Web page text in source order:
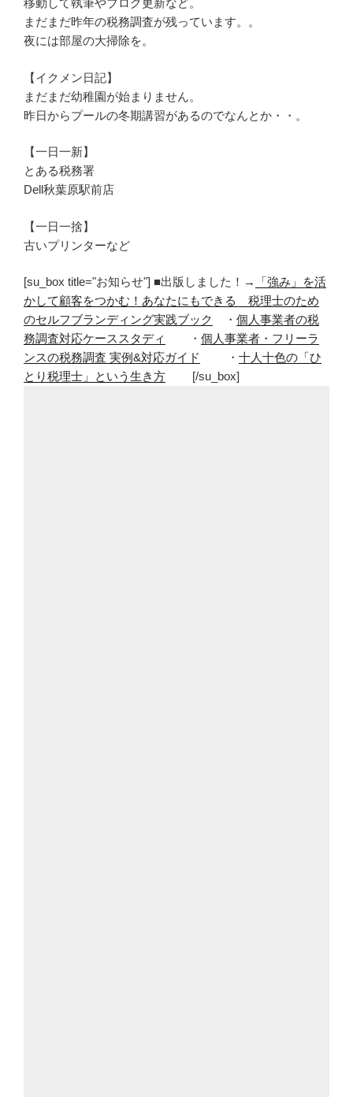
移動して執筆やブログ更新など。
まだまだ昨年の税務調査が残っています。。
夜には部屋の大掃除を。
【イクメン日記】
まだまだ幼稚園が始まりません。
昨日からプールの冬期講習があるのでなんとか・・。
【一日一新】
とある税務署
Dell秋葉原駅前店
【一日一捨】
古いプリンターなど
[su_box title="お知らせ"] ■出版しました！→
「強み」を活
かして顧客をつかむ！あなたにもできる 税理士のため
のセルフブランディング実践ブック
・ 個人事業者の税
務調査対応ケーススタディ
・ 個人事業者・フリーラ
ンスの税務調査 実例&対応ガイド
・ 十人十色の「ひ
とり税理士」という生き方 [/su_box]